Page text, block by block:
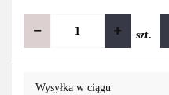
szt.
Wysyłka w ciągu